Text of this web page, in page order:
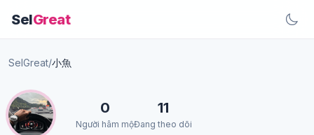
SelGreat
SelGreat/小魚
0
Người hâm mộ
11
Đang theo dõi